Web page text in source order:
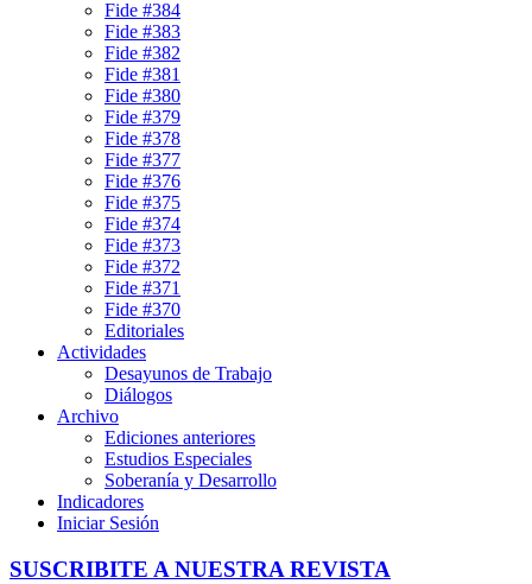
Fide #384
Fide #383
Fide #382
Fide #381
Fide #380
Fide #379
Fide #378
Fide #377
Fide #376
Fide #375
Fide #374
Fide #373
Fide #372
Fide #371
Fide #370
Editoriales
Actividades
Desayunos de Trabajo
Diálogos
Archivo
Ediciones anteriores
Estudios Especiales
Soberanía y Desarrollo
Indicadores
Iniciar Sesión
SUSCRIBITE A NUESTRA REVISTA